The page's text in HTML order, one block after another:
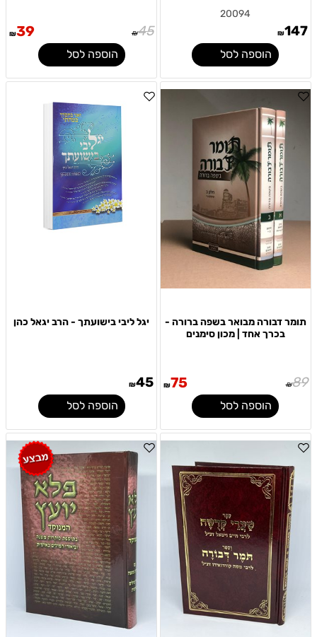
20094
₪147
הוספה לסל
₪45
₪39
הוספה לסל
תומר דבורה מבואר בשפה ברורה -
בכרך אחד | מכון סימנים
₪89
₪75
הוספה לסל
יגל ליבי בישועתך - הרב יגאל כהן
₪45
הוספה לסל